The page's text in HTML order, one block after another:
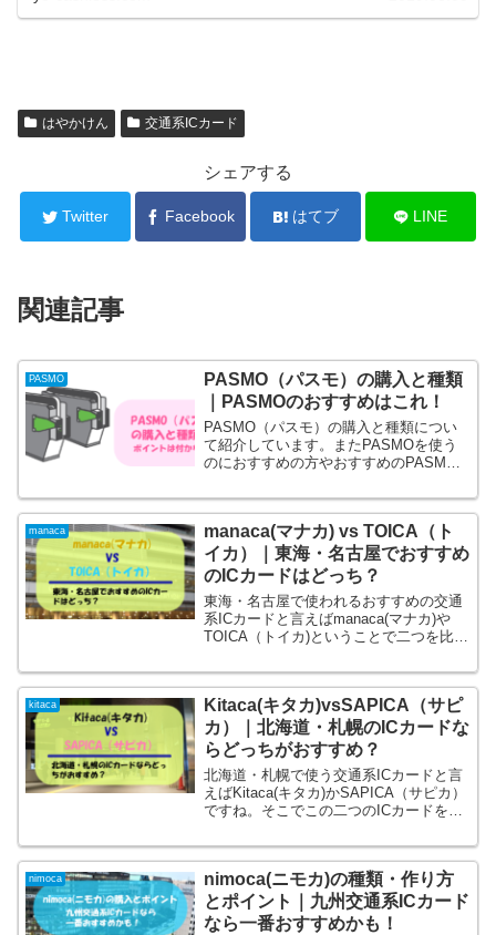
はやかけん 交通系ICカード
シェアする
Twitter Facebook はてブ LINE
関連記事
PASMO
PASMO（パスモ）の購入と種類
｜PASMOのおすすめはこれ！
PASMO（パスモ）の購入と種類につい
て紹介しています。またPASMOを使う
のにおすすめの方やおすすめのPASMO
manaca
manaca(マナカ) vs TOICA（ト
イカ）｜東海・名古屋でおすすめ
のICカードはどっち？
東海・名古屋で使われるおすすめの交通
系ICカードと言えばmanaca(マナカ)や
TOICA（トイカ)ということで二つを比較
kitaca
Kitaca(キタカ)vsSAPICA（サピ
カ）｜北海道・札幌のICカードな
らどっちがおすすめ？
北海道・札幌で使う交通系ICカードと言
えばKitaca(キタカ)かSAPICA（サピカ）
ですね。そこでこの二つのICカードを比
nimoca
nimoca(ニモカ)の種類・作り方
とポイント｜九州交通系ICカード
なら一番おすすめかも！